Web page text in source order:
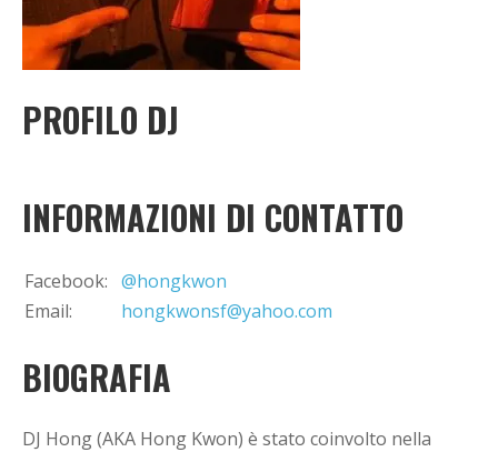
+ Aggiungi evento
PROFILO DJ
INFORMAZIONI DI CONTATTO
Facebook: @hongkwon
Email:
hongkwonsf@yahoo.com
BIOGRAFIA
DJ Hong (AKA Hong Kwon) è stato coinvolto nella